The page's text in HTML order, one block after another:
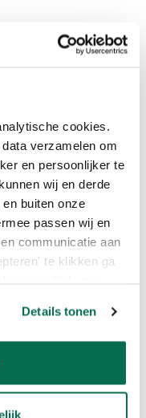
cookies.
verzamelen om
en persoonlijker te
wij en derde
buiten onze
passen wij en
communicatie aan
te klikken ga
Details tonen
RAMBO
van Douglas
voor
transparante